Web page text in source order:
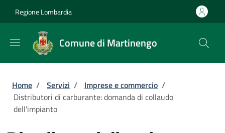
Regione Lombardia
Comune di Martinengo
Briciole di pane
Home / Servizi / Imprese e commercio /
Distributori di carburante: domanda di collaudo
dell'impianto